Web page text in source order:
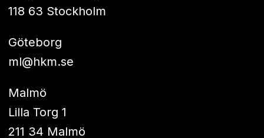
118 63 Stockholm
Göteborg
ml@hkm.se
Malmö
Lilla Torg 1
211 34 Malmö